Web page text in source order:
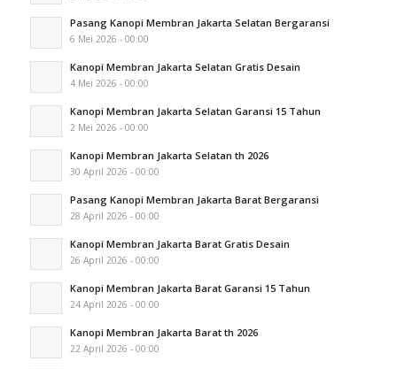
Pasang Kanopi Membran Jakarta Selatan Bergaransi
6 Mei 2026 - 00:00
Kanopi Membran Jakarta Selatan Gratis Desain
4 Mei 2026 - 00:00
Kanopi Membran Jakarta Selatan Garansi 15 Tahun
2 Mei 2026 - 00:00
Kanopi Membran Jakarta Selatan th 2026
30 April 2026 - 00:00
Pasang Kanopi Membran Jakarta Barat Bergaransi
28 April 2026 - 00:00
Kanopi Membran Jakarta Barat Gratis Desain
26 April 2026 - 00:00
Kanopi Membran Jakarta Barat Garansi 15 Tahun
24 April 2026 - 00:00
Kanopi Membran Jakarta Barat th 2026
22 April 2026 - 00:00